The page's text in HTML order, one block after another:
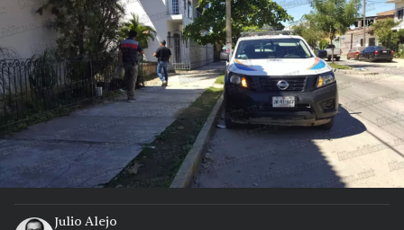
Julio Alejo